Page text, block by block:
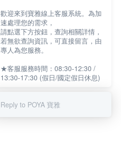
歡迎來到寶雅線上客服系統。為加
速處理您的需求，
請點選下方按鈕，查詢相關詳情，
若無欲查詢資訊，可直接留言，由
專人為您服務。
★客服服務時間：08:30-12:30 /
13:30-17:30 (假日/國定假日休息)
Reply to POYA 寶雅